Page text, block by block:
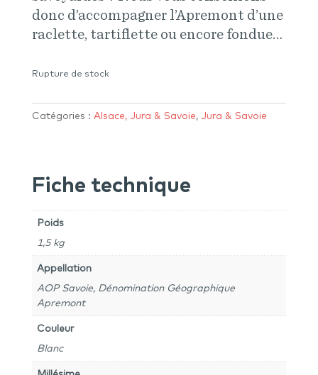
donc d’accompagner l’Apremont d’une
raclette, tartiflette ou encore fondue…
Rupture de stock
Catégories : Alsace, Jura & Savoie, Jura & Savoie
Fiche technique
Poids
1,5 kg
Appellation
AOP Savoie, Dénomination Géographique
Apremont
Couleur
Blanc